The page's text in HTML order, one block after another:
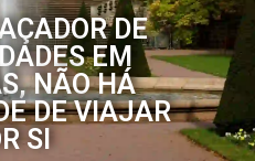
DE
EM
NÃO HÁ
DE VIAJAR
SI